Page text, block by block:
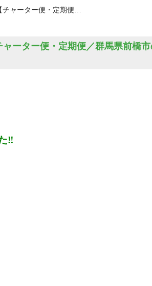
チャーター便・定期便…
ャーター便・定期便／群馬県前橋
‼